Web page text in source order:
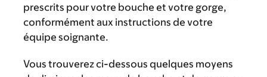
prescrits pour votre bouche et votre gorge,
conformément aux instructions de votre
équipe soignante.
Vous trouverez ci-dessous quelques moyens